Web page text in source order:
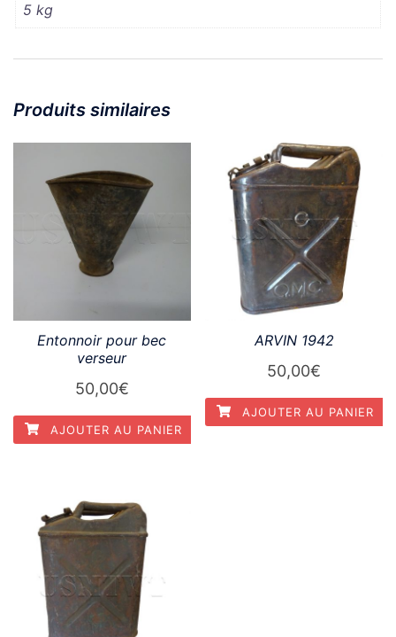
5 kg
Produits similaires
Entonnoir pour bec
verseur
50,00€
AJOUTER AU PANIER
ARVIN 1942
50,00€
AJOUTER AU PANIER